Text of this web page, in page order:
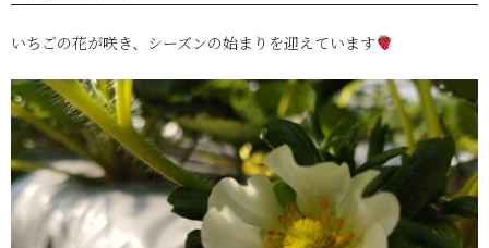
いちごの花が咲き、シーズンの始まりを迎えています